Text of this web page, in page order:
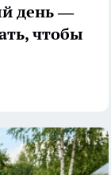
день —
чтобы